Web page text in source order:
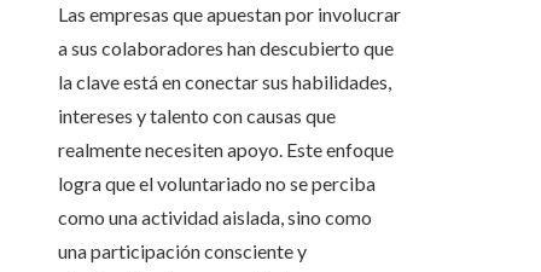
Las empresas que apuestan por involucrar
a sus colaboradores han descubierto que
la clave está en conectar sus habilidades,
intereses y talento con causas que
realmente necesiten apoyo. Este enfoque
logra que el voluntariado no se perciba
como una actividad aislada, sino como
una participación consciente y